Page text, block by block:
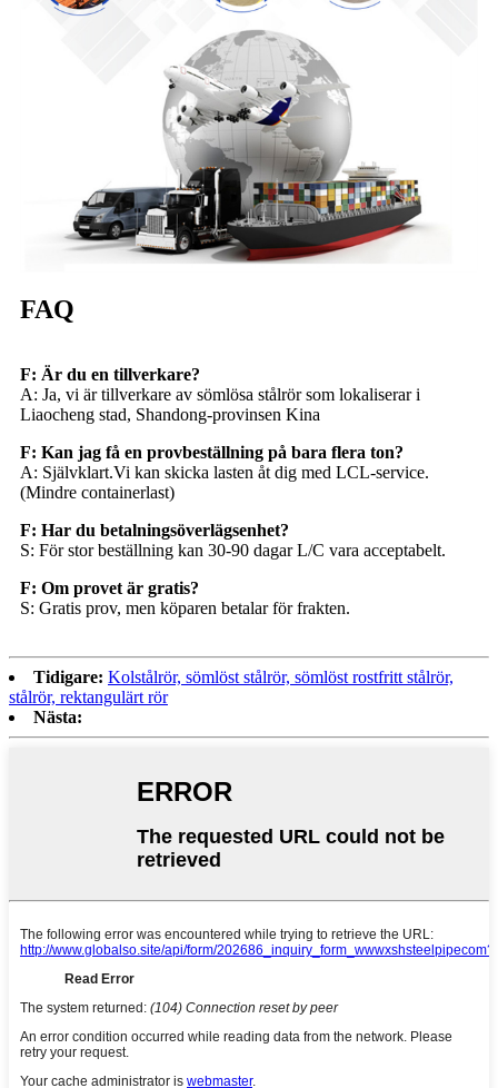
FAQ
F: Är du en tillverkare?
A: Ja, vi är tillverkare av sömlösa stålrör som lokaliserar i
Liaocheng stad, Shandong-provinsen Kina
F: Kan jag få en provbeställning på bara flera ton?
A: Självklart.Vi kan skicka lasten åt dig med LCL-service.
(Mindre containerlast)
F: Har du betalningsöverlägsenhet?
S: För stor beställning kan 30-90 dagar L/C vara acceptabelt.
F: Om provet är gratis?
S: Gratis prov, men köparen betalar för frakten.
Tidigare: Kolstålrör, sömlöst stålrör, sömlöst rostfritt stålrör,
stålrör, rektangulärt rör
Nästa: